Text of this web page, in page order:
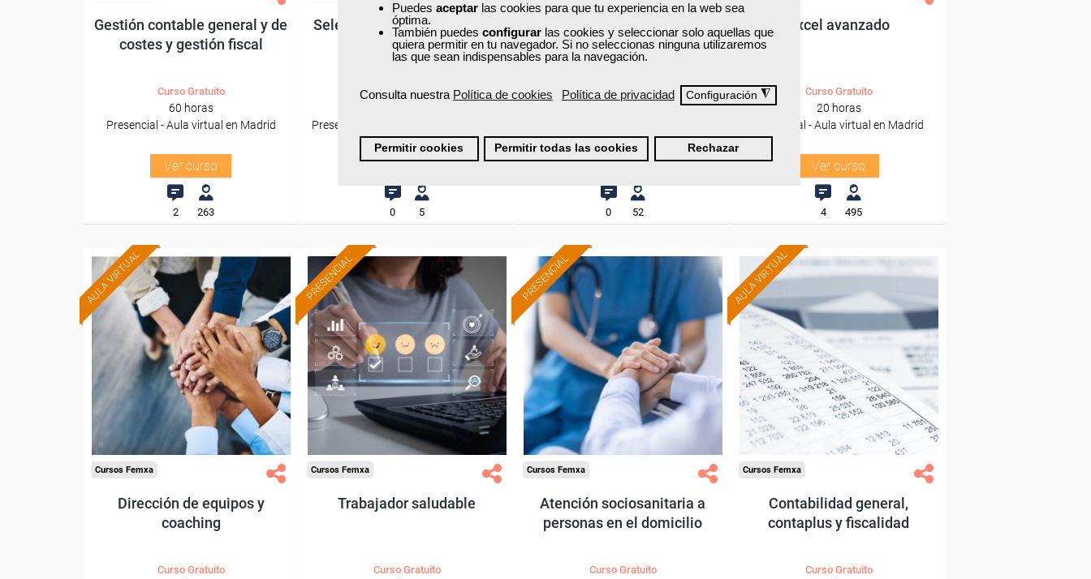
Puedes aceptar las cookies para que tu experiencia en la web sea
óptima.
También puedes configurar las cookies y seleccionar solo aquellas que
quiera permitir en tu navegador. Si no seleccionas ninguna utilizaremos
las que sean indispensables para la navegación.
Consulta nuestra Política de cookies Política de privacidad Configuración ◮
Permitir cookies Permitir todas las cookies Rechazar
Gestión contable general y de
costes y gestión fiscal
Curso Gratuito
60 horas
Presencial - Aula virtual en Madrid
Ver curso
2 263
Selección de personal online
Curso Gratuito
Presencial - Aula virtual en Salamanca
Ver curso
0 5
Dirección comercial y
marketing. Selección y
formación de equipos
Curso Gratuito
Ver curso
0 52
Excel avanzado
Curso Gratuito
20 horas
Presencial - Aula virtual en Madrid
Ver curso
4 495
AULA VIRTUAL
Formación 100%
subvencionada.
Para trabajadores y
autónomos de Madrid.
Para todos los sectores.
Cursos Femxa
Dirección de equipos y
coaching
Curso Gratuito
PRESENCIAL
Formación 100%
subvencionada.
Para desempleados,
trabajadores y autónomos
de Castilla y Leon.
Para todos los sectores.
Cursos Femxa
Trabajador saludable
Curso Gratuito
PRESENCIAL
Formación 100%
subvencionada.
Para desempleados,
trabajadores y autónomos
de Cantabria.
Para todos los sectores.
Cursos Femxa
Atención sociosanitaria a
personas en el domicilio
Curso Gratuito
AULA VIRTUAL
Formación 100%
subvencionada.
Para desempleados,
trabajadores y autónomos
de Madrid.
Para todos los sectores.
Cursos Femxa
Contabilidad general,
contaplus y fiscalidad
Curso Gratuito